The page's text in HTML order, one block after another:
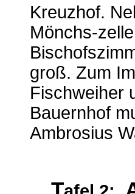
Kreuzhof.
Mönchs-
groß. Zum
Fischweiher
Bauernhof
Ambrosius